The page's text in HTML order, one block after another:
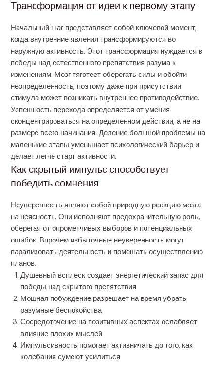
Трансформация от идеи к первому этапу
Начальный шаг представляет собой ключевой момент,
когда внутренние явления трансформируются во
наружную активность. Этот трансформация нуждается в
победы над естественного препятствия разума к
изменениям. Мозг тяготеет оберегать силы и обойти
неопределенность, поэтому даже при присутствии
стимула может возникать внутреннее противодействие.
Успешность перехода определяется от умения
сконцентрироваться на определенном действии, а не на
размере всего начинания. Деление большой проблемы на
маленькие этапы уменьшает психологический барьер и
делает легче старт активности.
Как скрытый импульс способствует
победить сомнения
Неуверенность являют собой природную реакцию мозга
на неясность. Они исполняют предохранительную роль,
оберегая от опрометчивых выборов и потенциальных
ошибок. Впрочем избыточные неуверенность могут
парализовать деятельность и помешать осуществлению
планов.
Душевный всплеск создает энергетический запас для
победы над скрытого препятствия
Мощная побуждение разрешает на время убрать
разумные беспокойства
Сосредоточение на позитивных аспектах ослабляет
влияние плохих мыслей
Импульсивность помогает активничать до того, как
колебания сумеют усилиться